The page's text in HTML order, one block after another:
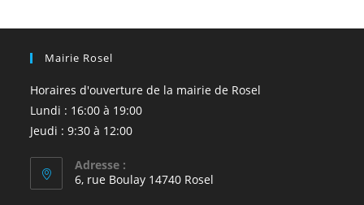
Mairie Rosel
Horaires d'ouverture de la mairie de Rosel
Lundi : 16:00 à 19:00
Jeudi : 9:30 à 12:00
Adresse :
6, rue Boulay 14740 Rosel